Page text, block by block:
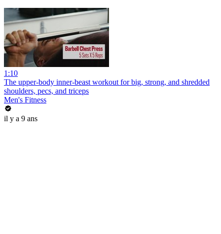
1:10
The upper-body inner-beast workout for big, strong, and shredded
shoulders, pecs, and triceps
Men's Fitness
il y a 9 ans